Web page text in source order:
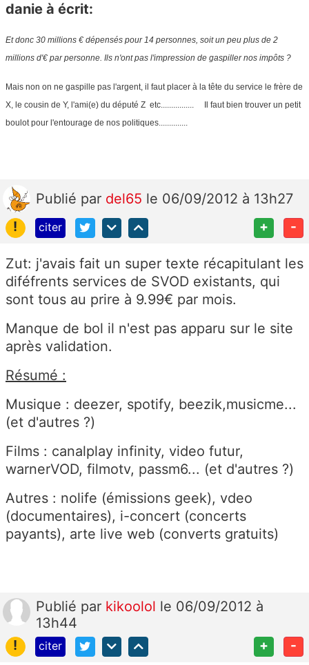
danie à écrit:
Et donc 30 millions € dépensés pour 14 personnes, soit un peu plus de 2
millions d'€ par personne. Ils n'ont pas l'impression de gaspiller nos impôts ?
Mais non on ne gaspille pas l'argent, il faut placer à la tête du service le frère de
X, le cousin de Y, l'ami(e) du député Z etc................ Il faut bien trouver un petit
boulot pour l'entourage de nos politiques..............
Publié par del65 le 06/09/2012 à 13h27
!
citer + -
Zut: j'avais fait un super texte récapitulant les
diféfrents services de SVOD existants, qui
sont tous au prire à 9.99€ par mois.
Manque de bol il n'est pas apparu sur le site
après validation.
Résumé :
Musique : deezer, spotify, beezik,musicme...
(et d'autres ?)
Films : canalplay infinity, video futur,
warnerVOD, filmotv, passm6... (et d'autres ?)
Autres : nolife (émissions geek), vdeo
(documentaires), i-concert (concerts
payants), arte live web (converts gratuits)
Publié par kikoolol le 06/09/2012 à
13h44
!
citer + -